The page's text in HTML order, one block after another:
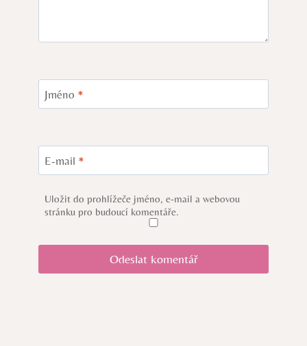
Jméno *
E-mail *
Uložit do prohlížeče jméno, e-mail a webovou
stránku pro budoucí komentáře.